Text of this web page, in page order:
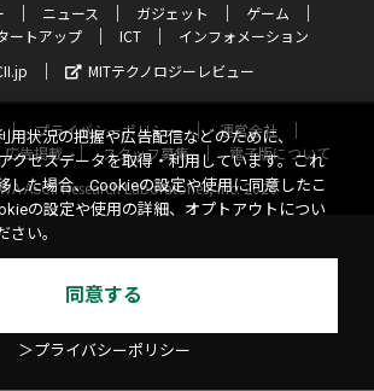
ニュース ガジェット
ゲーム
ートアップ ICT
インフォメーション
MITテクノロジーレビュー
プライバシーポリシー
運営会社
広告掲載 スタッフ募集
電子版について
ASCII Research Laboratories, Inc. 2026
用状況の把握や広告配信などのために、
クセスデータを取得・利用しています。これ
した場合、Cookieの設定や使用に同意したこ
の設定や使用の詳細、オプトアウトについ
さい。
同意する
＞プライバシーポリシー